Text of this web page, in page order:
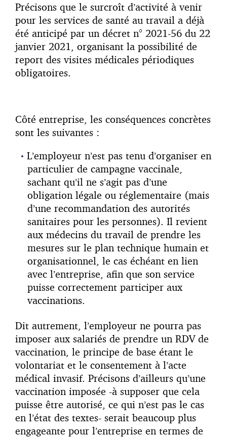
Précisons que le surcroît d’activité à venir
pour les services de santé au travail a déjà
été anticipé par un décret n° 2021-56 du 22
janvier 2021, organisant la possibilité de
report des visites médicales périodiques
obligatoires.
Côté entreprise, les conséquences concrètes
sont les suivantes :
L’employeur n’est pas tenu d’organiser en
particulier de campagne vaccinale,
sachant qu’il ne s’agit pas d’une
obligation légale ou réglementaire (mais
d’une recommandation des autorités
sanitaires pour les personnes). Il revient
aux médecins du travail de prendre les
mesures sur le plan technique humain et
organisationnel, le cas échéant en lien
avec l’entreprise, afin que son service
puisse correctement participer aux
vaccinations.
Dit autrement, l’employeur ne pourra pas
imposer aux salariés de prendre un RDV de
vaccination, le principe de base étant le
volontariat et le consentement à l’acte
médical invasif. Précisons d’ailleurs qu’une
vaccination imposée -à supposer que cela
puisse être autorisé, ce qui n’est pas le cas
en l’état des textes- serait beaucoup plus
engageante pour l’entreprise en termes de